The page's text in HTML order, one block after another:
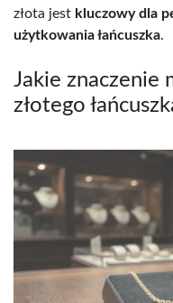
złota jest kluczowy dla
użytkowania łańcuszka.
Jakie znaczenie
złotego